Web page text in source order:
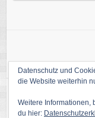
Copyright © 2026Die
Datenschutz und
die Website weiterhin
Weitere Informationen,
du hier: